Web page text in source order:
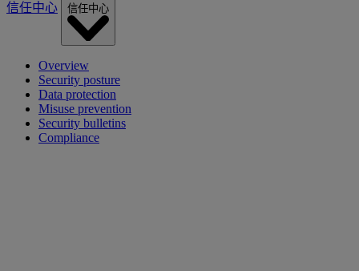
信任中心 信任中心
Overview
Security posture
Data protection
Misuse prevention
Security bulletins
Compliance